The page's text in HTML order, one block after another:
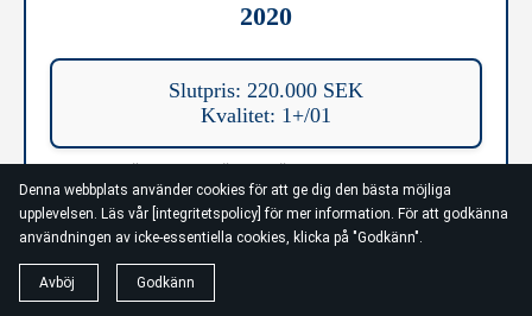
Denna webbplats använder cookies för att ge dig den bästa möjliga
upplevelsen. Läs vår [integritetspolicy] för mer information. För att godkänna
användningen av icke-essentiella cookies, klicka på "Godkänn".
Avböj Godkänn
2020
Slutpris: 220.000 SEK
Kvalitet: 1+/01
Priserna för kvalitetsvärdena är ett sammanlagt snittpris
taget från Tradera, myntböcker och myntauktioner för
bästa noggranna värdering. Glöm ej bort att i slutändan
är det efterfrågan som avgör slutpriset. * =
anses vara aktuellt pris idag för samma kvalitet.